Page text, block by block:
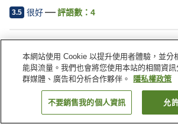
3.5 很好 評語數： 4
停車場
寵物友善
自動販賣機
宴會廳
日本 長野縣 南牧村 Shintaku
找客房
本網站使用 Cookie 以提升使用者體驗，並分
能與流量。我們也會將您使用本站的相關資
群媒體、廣告和分析合作夥伴。
隱私權政策
不要銷售我的個人資訊 允